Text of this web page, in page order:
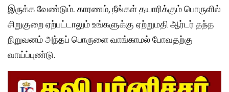
இருக்க வேண்டும். காரணம், நீங்கள் தயாரிக்கும் பொருளில்
சிறுகுறை ஏற்பட்டாலும் உங்களுக்கு ஏற்றுமதி ஆர்டர் தந்த
நிறுவனம் அந்தப் பொருளை வாங்காமல் போவதற்கு
வாய்ப்புண்டு.